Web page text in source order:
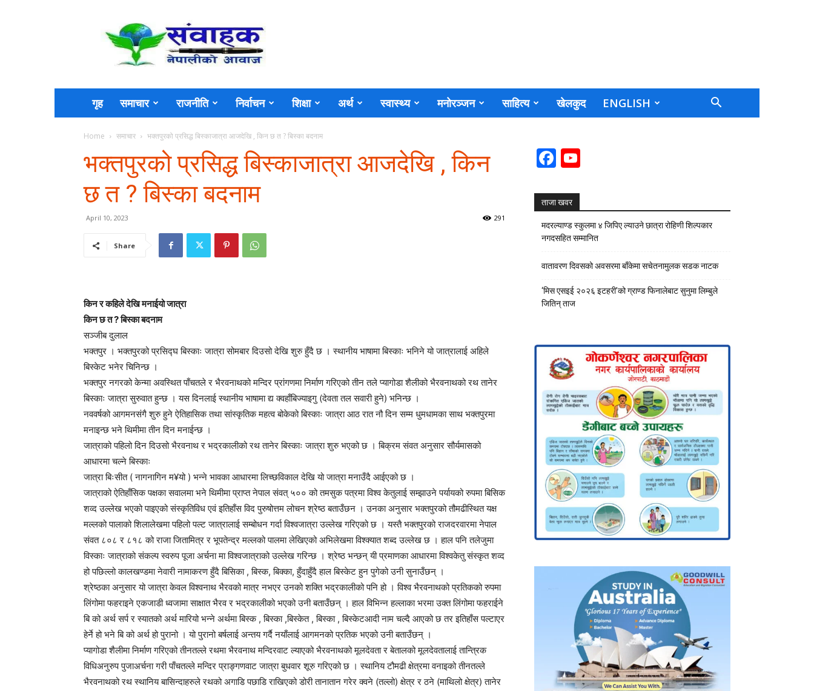
Sambahak
गृह समाचार राजनीति निर्वाचन शिक्षा अर्थ स्वास्थ्य मनोरञ्जन साहित्य खेलकुद ENGLISH
Home समाचार भक्तपुरको प्रसिद्ध बिस्काजात्रा आजदेखि , किन छ त ? बिस्का बदनाम
भक्तपुरको प्रसिद्ध बिस्काजात्रा आजदेखि , किन
छ त ? बिस्का बदनाम
April 10, 2023 291
Share
किन र कहिले देखि मनाईयो जात्रा
किन छ त ? बिस्का बदनाम
सञ्जीब दुलाल
भक्तपुर । भक्तपुरको प्रसिद्घ बिस्काः जात्रा सोमबार दिउसो देखि शुरु हुँदै छ । स्थानीय भाषामा बिस्काः भनिने यो जात्रालाई अहिले
बिस्केट भनेर चिनिन्छ ।
भक्तपुर नगरको केन्मा अवस्थित पाँचतले र भैरवनाथको मन्दिर प्रांगणमा निर्माण गरिएको तीन तले प्यागोडा शैलीको भैरवनाथको रथ तानेर
बिस्काः जात्रा सुरुवात हुन्छ । यस दिनलाई स्थानीय भाषामा द्य क्वहाँबिज्याइगु (देवता तल सवारी हुने) भनिन्छ ।
नववर्षको आगमनसंगै शुरु हुने ऐतिहासिक तथा सांस्कृतिक महत्व बोकेको बिस्काः जात्रा आठ रात नौ दिन सम्म धुमधामका साथ भक्तपुरमा
मनाइन्छ भने थिमीमा तीन दिन मनाईन्छ ।
जात्राको पहिलो दिन दिउसो भैरवनाथ र भद्रकालीको रथ तानेर बिस्काः जात्रा शुरु भएको छ । बिक्रम संवत अनुसार सौर्यमासको
आधारमा चल्ने बिस्काः
जात्रा बिःसीत ( नागनागिन म¥यो ) भन्ने भावका आधारमा लिच्छविकाल देखि यो जात्रा मनाउँदै आईएको छ ।
जात्राको ऐतिहाँसिक पक्षका सवालमा भने थिमीमा प्राप्त नेपाल संवत् ५०० को तमसुक पत्रमा विश्व केतुलाई सम्झाउने पर्यायको रुपमा बिसिक
शव्द उल्लेख भएको पाइएको संस्कृतिविध एवं इतिहाँस विद पुरुषोत्तम लोचन श्रेष्ठ बताउँछन । उनका अनुसार भक्तपुरको तौमढीस्थित यक्ष
मल्लको पालाको शिलालेखमा पहिलो पल्ट जात्रालाई सम्बोधन गर्दा विश्वजात्रा उल्लेख गरिएको छ । यस्तै भक्तपुरको राजदरवारमा नेपाल
संवत ८०८ र ८१८ को राजा जितामित्र र भूपतेन्द्र मल्लको पालमा लेखिएको अभिलेखमा विश्क्यात शब्द उल्लेख छ । हाल पनि तलेजुमा
विस्काः जात्राको संकल्प स्वरुप पूजा अर्चना मा विश्वजात्राको उल्लेख गरिन्छ । श्रेष्ठ भन्छन् यी प्रमाणका आधारमा विश्वकेतु संस्कृत शव्द
हो पछिल्लो कालखण्डमा नेवारी नामाकरण हुँदै बिसिका , बिस्क, बिक्का, हुँदाहुँदै हाल बिस्केट हुन पुगेको उनी सुनाउँछन् ।
श्रेष्ठका अनुसार यो जात्रा केवल विश्वनाथ भैरवको मात्र नभएर उनको शक्ति भद्रकालीको पनि हो । विश्व भैरवनाथको प्रतिकको रुपमा
लिंगोमा फहराइने एकजाडी ध्वजामा साक्षात भैरव र भद्रकालीको भएको उनी बताउँछन् । हाल विभिन्न हल्लाका भरमा उक्त लिंगोमा फहराईने
बि को अर्थ सर्प र स्यातको अर्थ मारियो भन्ने अर्थमा बिस्क , बिस्का ,बिस्केत , बिस्का , बिस्केटआदी नाम चल्दै आएको छ तर इतिहाँस पल्टाएर
हेर्ने हो भने बि को अर्थ हो पुरानो । यो पुरानो बर्षलाई अन्तय गर्दै नयाँलाई आगमनको प्रतिक भएको उनी बताउँछन् ।
प्यागोडा शैलीमा निर्माण गरिएको तीनतल्ले रथमा भैरवनाथ मन्दिरवाट ल्याएको भैरवनाथको मूलदेवता र बेतालको मूलदेवतालाई तान्त्रिक
विधिअनुरुप पुजाअर्चना गरी पाँचतल्ले मन्दिर प्राङ्गणवाट जात्रा बुधवार शूरु गरिएको छ । स्थानिय टौमढी क्षेत्रमा वनाइको तीनतल्ले
भैरवनाथको रथ स्थानिय बासिन्दाहरुले रथको अगाडि पछाडि राखिएको डोरी तानातान गरेर क्वने (तल्लो) क्षेत्र र ठने (माथिलो क्षेत्र) तानेर
Facebook
ताजा खवर
मदरल्याण्ड स्कुलमा ४ जिपिए ल्याउने छात्रा रोहिणी शिल्पकार
नगदसहित सम्मानित
वातावरण दिवसको अवसरमा बाँकेमा सचेतनामुलक सडक नाटक
‘मिस एसइई २०२६ इटहरी’को ग्राण्ड फिनालेबाट सुनुमा लिम्बुले
जितिन् ताज